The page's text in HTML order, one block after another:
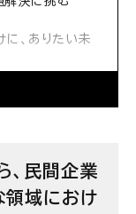
、ありたい未
経営層も気づ
でのコンサル
、民間企業
領域におけ